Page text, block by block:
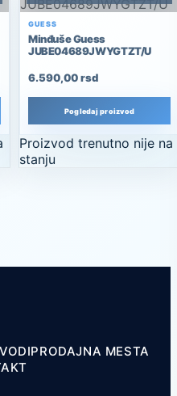
TRENUTNO NIJE DOSTUPNO
GUESS
Minđuše Guess
JUBE04689JWYGTZT/U
6.590,00rsd
Pogledaj proizvod
Proizvod trenutno nije na
stanju
PRODAJNA MESTA